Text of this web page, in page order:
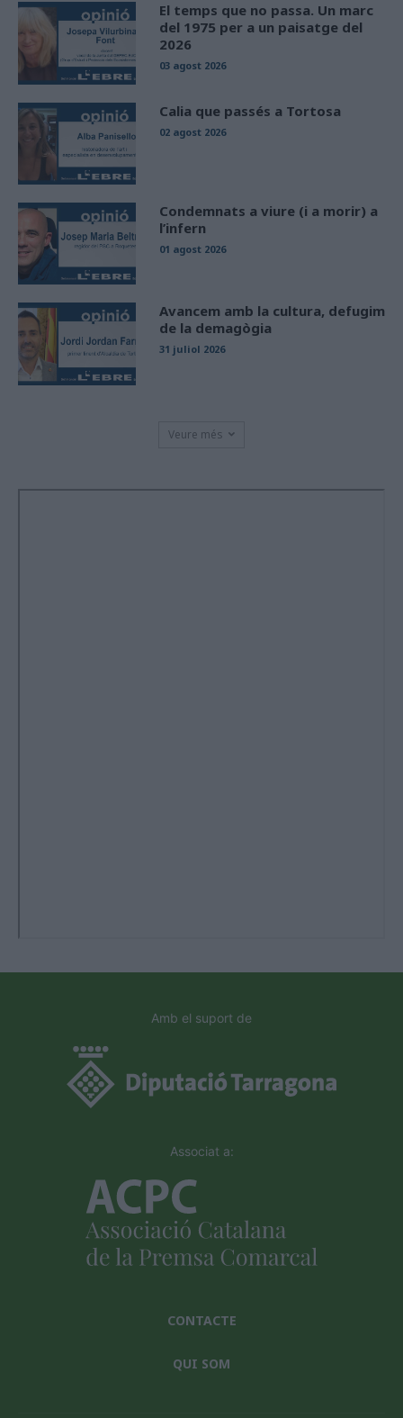
El temps que no passa. Un marc
del 1975 per a un paisatge del
2026
03 agost 2026
Calia que passés a Tortosa
02 agost 2026
Condemnats a viure (i a morir) a
l’infern
01 agost 2026
Avancem amb la cultura, defugim
de la demagògia
31 juliol 2026
Veure més
Amb el suport de
Associat a:
CONTACTE
QUI SOM